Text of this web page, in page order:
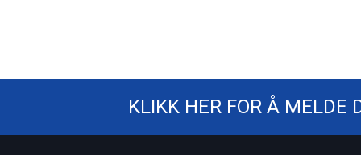
KLIKK HER FOR Å MELDE